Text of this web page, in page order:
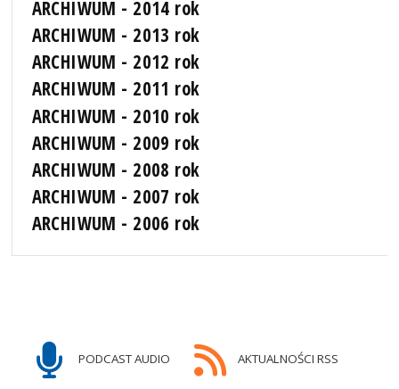
ARCHIWUM - 2014 rok
ARCHIWUM - 2013 rok
ARCHIWUM - 2012 rok
ARCHIWUM - 2011 rok
ARCHIWUM - 2010 rok
ARCHIWUM - 2009 rok
ARCHIWUM - 2008 rok
ARCHIWUM - 2007 rok
ARCHIWUM - 2006 rok
PODCAST AUDIO AKTUALNOŚCI RSS